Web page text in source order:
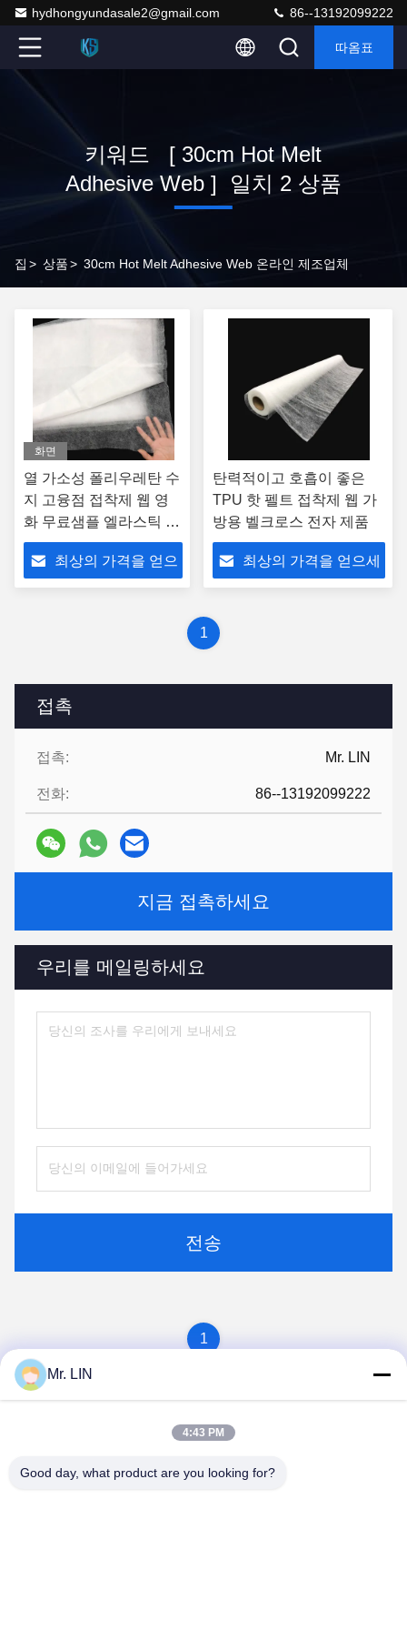
hydhongyundasale2@gmail.com 86--13192099222
따옴표
키워드 [ 30cm Hot Melt
Adhesive Web ] 일치 2 상품
집 > 상품> 30cm Hot Melt Adhesive Web 온라인 제조업체
접촉
접촉: Mr. LIN
전화: 86--13192099222
지금 접촉하세요
우리를 메일링하세요
전송
화면
열 가소성 폴리우레탄 수
지 고융점 접착제 웹 영
화 무료샘플 엘라스틱 /
통기성 30개 센티미터 폭
최상의 가격을 얻으
탄력적이고 호흡이 좋은
TPU 핫 펠트 접착제 웹 가
방용 벨크로스 전자 제품
최상의 가격을 얻으세
1
1
Mr. LIN
4:43 PM
Good day, what product are you looking for?